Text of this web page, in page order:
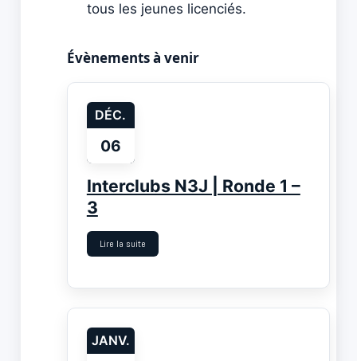
tous les jeunes licenciés.
Évènements à venir
DÉC.
06
Interclubs N3J | Ronde 1 –
3
Lire la suite
JANV.